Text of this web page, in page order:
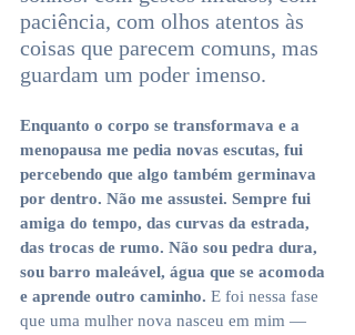
paciência, com olhos atentos às
coisas que parecem comuns, mas
guardam um poder imenso.
Enquanto o corpo se transformava e a
menopausa me pedia novas escutas, fui
percebendo que algo também germinava
por dentro. Não me assustei. Sempre fui
amiga do tempo, das curvas da estrada,
das trocas de rumo. Não sou pedra dura,
sou barro maleável, água que se acomoda
e aprende outro caminho. E foi nessa fase
que uma mulher nova nasceu em mim —